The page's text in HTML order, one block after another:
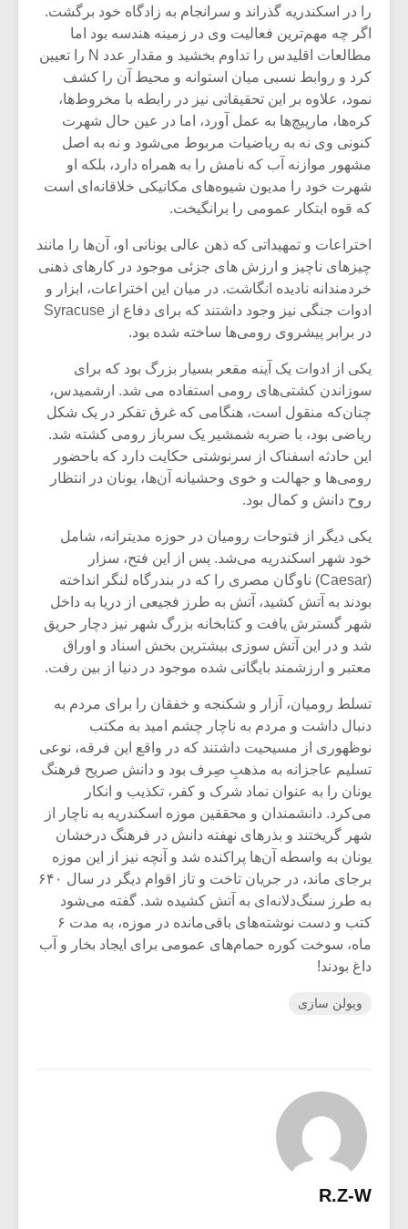
را در اسکندریه گذراند و سرانجام به زادگاه خود برگشت.
اگر چه مهم‌ترین فعالیت وی در زمینه هندسه بود اما
مطالعات اقلیدس را تداوم بخشید و مقدار عدد N را تعیین
کرد و روابط نسبی میان استوانه و محیط آن را کشف
نمود، علاوه بر این تحقیقاتی نیز در رابطه با مخروط‌ها،
کره‌ها، مارپیچ‌ها به عمل آورد، اما در عین حال شهرت
کنونی وی نه به ریاضیات مربوط می‌شود و نه به اصل
مشهور موازنه آب که نامش را به همراه دارد، بلکه او
شهرت خود را مدیون شیوه‌های مکانیکی خلاقانه‌ای است
که قوه ابتکار عمومی را برانگیخت.
اختراعات و تمهیداتی که ذهن عالی یونانی او، آن‌ها را مانند
چیزهای ناچیز و ارزش های جزئی موجود در کارهای ذهنی
خردمندانه نادیده انگاشت. در میان این اختراعات، ابزار و
ادوات جنگی نیز وجود داشتند که برای دفاع از Syracuse
در برابر پیشروی رومی‌ها ساخته شده بود.
یکی از ادوات یک آینه مقعر بسیار بزرگ بود که برای
سوزاندن کشتی‌های رومی استفاده می شد. ارشمیدس،
چنان‌که منقول است، هنگامی که غرق تفکر در یک شکل
ریاضی بود، با ضربه شمشیر یک سرباز رومی کشته شد.
این حادثه اسفناک از سرنوشتی حکایت دارد که باحضور
رومی‌ها و جهالت و خوی وحشیانه آن‌ها، یونان در انتظار
روح دانش و کمال بود.
یکی دیگر از فتوحات رومیان در حوزه مدیترانه، شامل
خود شهر اسکندریه می‌شد. پس از این فتح، سزار
(Caesar) ناوگان مصری را که در بندرگاه لنگر انداخته
بودند به آتش کشید، آتش به طرز فجیعی از دریا به داخل
شهر گسترش یافت و کتابخانه بزرگ شهر نیز دچار حریق
شد و در این آتش سوزی بیشترین بخش اسناد و اوراق
معتبر و ارزشمند بایگانی شده موجود در دنیا از بین رفت.
تسلط رومیان، آزار و شکنجه و خفقان را برای مردم به
دنبال داشت و مردم به ناچار چشم امید به مکتب
نوظهوری از مسیحیت داشتند که در واقع این فرقه، نوعی
تسلیم عاجزانه به مذهبِ صِرف بود و دانش صریح فرهنگ
یونان را به عنوان نماد شرک و کفر، تکذیب و انکار
می‌کرد. دانشمندان و محققین موزه اسکندریه به ناچار از
شهر گریختند و بذرهای نهفته دانش در فرهنگ درخشان
یونان به واسطه آن‌ها پراکنده شد و آنچه نیز از این موزه
برجای ماند، در جریان تاخت و تاز اقوام دیگر در سال ۶۴۰
به طرز سنگ‌دلانه‌ای به آتش کشیده شد. گفته می‌شود
کتب و دست نوشته‌های باقی‌مانده در موزه، به مدت ۶
ماه، سوخت کوره حمام‌های عمومی برای ایجاد بخار و آب
داغ بودند!
ویولن سازی
R.Z-W